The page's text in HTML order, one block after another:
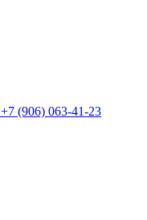
+7 (906) 063-41-23